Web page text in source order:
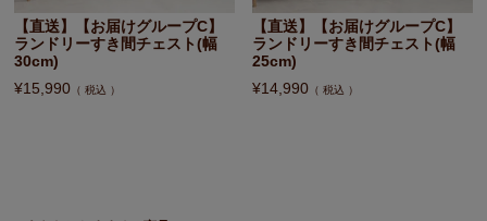
【直送】【お届けグループC】
ランドリーすき間チェスト(幅
30cm)
¥15,990 税込
【直送】【お届けグループC】
ランドリーすき間チェスト(幅
25cm)
¥14,990 税込